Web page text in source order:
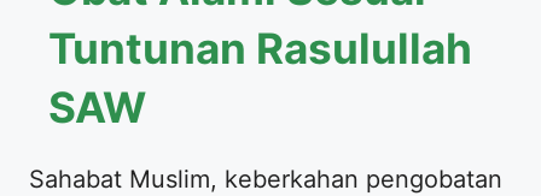
Tuntunan Rasulullah
SAW
Sahabat Muslim, keberkahan pengobatan